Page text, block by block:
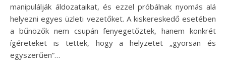
manipulálják áldozataikat, és ezzel próbálnak nyomás alá
helyezni egyes üzleti vezetőket. A kiskereskedő esetében
a bűnözők nem csupán fenyegetőztek, hanem konkrét
ígéreteket is tettek, hogy a helyzetet „gyorsan és
egyszerűen”…